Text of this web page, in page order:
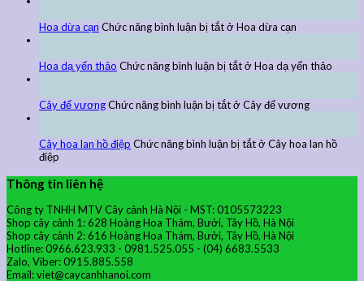
Hoa dừa cạn Chức năng bình luận bị tắtở Hoa dừa cạn
Hoa dạ yến thảo Chức năng bình luận bị tắtở Hoa dạ yến thảo
Cây đế vươngChức năng bình luận bị tắtở Cây đế vương
Cây hoa lan hồ điệp Chức năng bình luận bị tắtở Cây hoa lan hồ
điệp
Thông tin liên hệ
Công ty TNHH MTV Cây cảnh Hà Nội - MST: 0105573223
Shop cây cảnh 1: 628 Hoàng Hoa Thám, Bưởi, Tây Hồ, Hà Nội
Shop cây cảnh 2: 616 Hoàng Hoa Thám, Bưởi, Tây Hồ, Hà Nội
Hotline: 0966.623.933 - 0981.525.055 - (04) 6683.5533
Zalo, Viber: 0915.885.558
Email: viet@caycanhhanoi.com